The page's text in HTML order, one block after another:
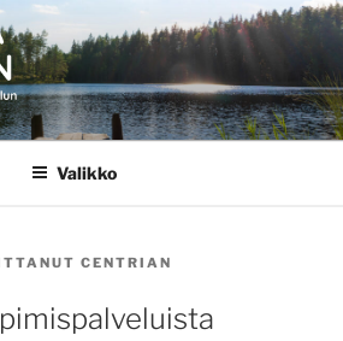
Valikko
CENTRIAN